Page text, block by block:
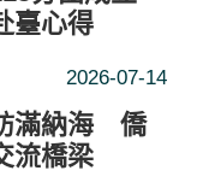
臺心得
2026-07-14
滿納海 僑
流橋梁